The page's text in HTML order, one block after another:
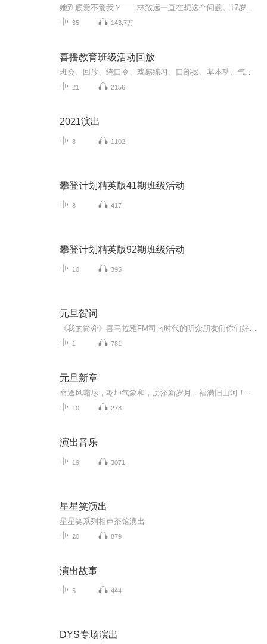
35 143.7万
喜播教育班级活动回放
21 2156
2021演出
8 1102
攀登计划精英版41期班级活动
8 417
攀登计划精英版92期班级活动
10 395
元旦贺词
1 781
元旦新章
10 278
演出音乐
19 3071
星星笑演出
星星笑系列相声茶馆演出
20 879
演出故事
5 444
DYS专场演出